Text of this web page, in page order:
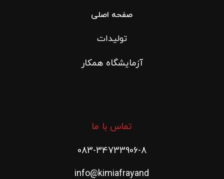
صفحه اصلی
تولیدات
آزمایشگاه همکار
تماس با ما
083-34733906-8
info@kimiafrayand